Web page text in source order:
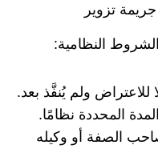
تزوير
الشروط النظامية:
للاعتراض ولم يُنفَّذ بعد.
المحددة نظامًا.
الصفة أو وكيله